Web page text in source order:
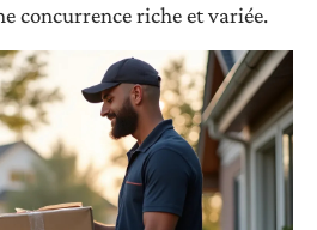
concurrence riche et variée.